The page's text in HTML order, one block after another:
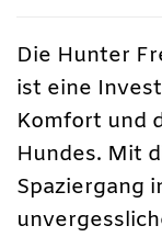
Die Hunter
ist eine
Komfort und
Hundes. Mit
Spaziergang